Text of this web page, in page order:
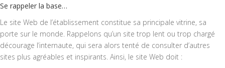
Se rappeler la base…
Le site Web de l’établissement constitue sa principale vitrine, sa
porte sur le monde. Rappelons qu’un site trop lent ou trop chargé
décourage l’internaute, qui sera alors tenté de consulter d’autres
sites plus agréables et inspirants. Ainsi, le site Web doit :